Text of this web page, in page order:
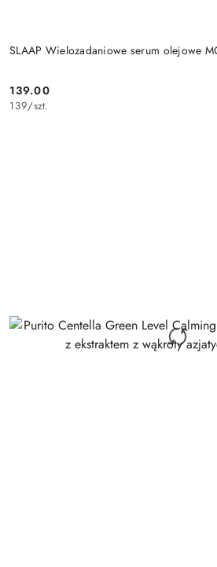
SLAAP Wielozadaniowe serum olejowe
Cena:
139.00
139/szt.